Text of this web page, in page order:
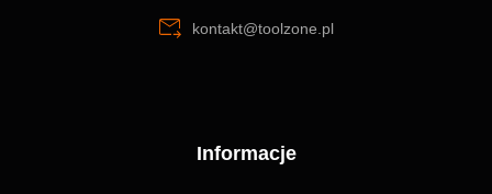
kontakt@toolzone.pl
Informacje